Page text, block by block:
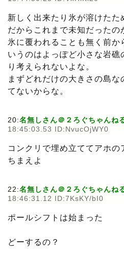
新しく出来たり氷が溶けたた
だからこれまで未知だったの
氷に覆われることも無く前か
いうのはよっぽど小さな岩礁
り考えられないよな。
まずどれだけの大きさの島な
てないからな。
20:名無しさん＠２ろぐちゃんね
18:45:03.53 ID:NvucOjWY0
コンクリで埋め立ててアホの
ちまえよ
22:名無しさん＠２ろぐちゃんね
18:46:31.12 ID:7KsKY/bI0
ポールシフトは始まった
どーするの？